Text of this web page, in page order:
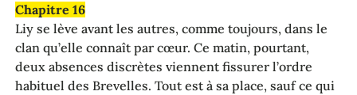
Chapitre 16
Liy se lève avant les autres, comme toujours, dans le
clan qu’elle connaît par cœur. Ce matin, pourtant,
deux absences discrètes viennent fissurer l’ordre
habituel des Brevelles. Tout est à sa place, sauf ce qui